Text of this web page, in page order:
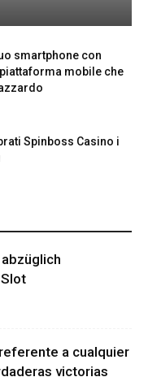
smartphone con
mobile che
Spinboss Casino i
a cualquier
victorias